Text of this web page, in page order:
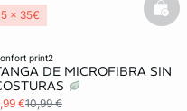
confort print2
DE MICROFIBRA SIN
€10,99 €
5 x 35€